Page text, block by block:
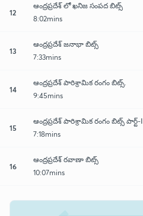
12
ఆంద్రప్రదేశ్ లో ఖనిజ సంపద బిట్స్
8:02mins
13
ఆంద్రప్రదేశ్ జనాభా బిట్స్
7:33mins
14
ఆంద్రప్రదేశ్ పారిశ్రామిక రంగం బిట్స్.
9:45mins
15
ఆంద్రప్రదేశ్ పారిశ్రామిక రంగం బిట్స్ పార్ట్-
7:18mins
16
ఆంద్రప్రదేశ్ రవాణా బిట్స్
10:07mins